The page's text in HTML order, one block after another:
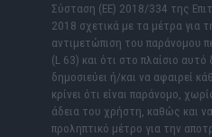
Σύσταση (ΕΕ) 2018/334 της
2018 σχετικά με τα μέτρα για
αντιμετώπιση του παράνομου
(L 63) και ότι στο πλαίσιο
δημοσιεύει ή/και να αφαιρεί
κρίνει ότι είναι παράνομο,
άδεια του χρήστη, καθώς και
προληπτικό μέτρο για την